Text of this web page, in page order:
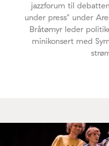
jazzforum til
under press" under
Bråtømyr leder
minikonsert med